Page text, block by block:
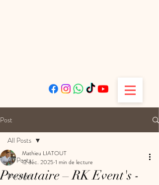
Post
All Posts
Mariages
All Posts
Prestataire – RK Event's -
Mathieu LIATOUT
12 déc. 2025 1 min de lecture